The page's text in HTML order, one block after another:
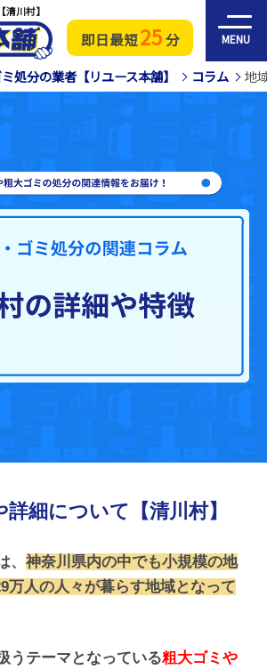
即日最短25分 MENU
川村】
処分の業者【リユース本舗】 コラム 地
細について【清川村】
、 神奈川県内の中でも小規模の地
万人の人々が暮らす地域となって
うテーマとなっている粗大ゴミや